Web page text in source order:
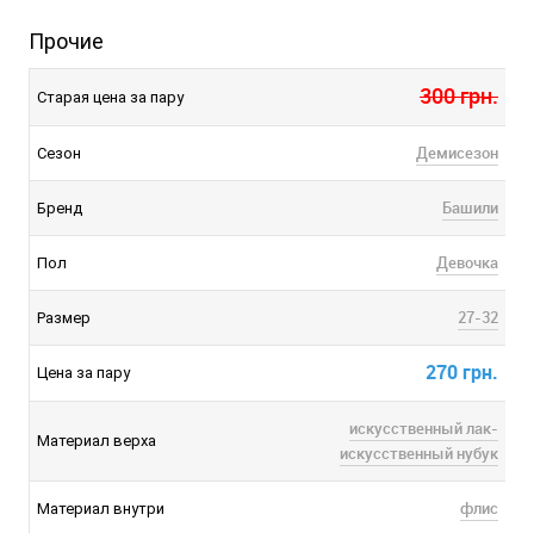
Прочие
Старая цена за пару 300 грн.
Сезон Демисезон
Бренд Башили
Пол Девочка
Размер 27-32
Цена за пару 270 грн.
Материал верха
искусственный лак-
искусственный нубук
Материал внутри флис